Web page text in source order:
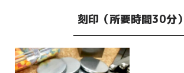
刻印（所要時間30分）